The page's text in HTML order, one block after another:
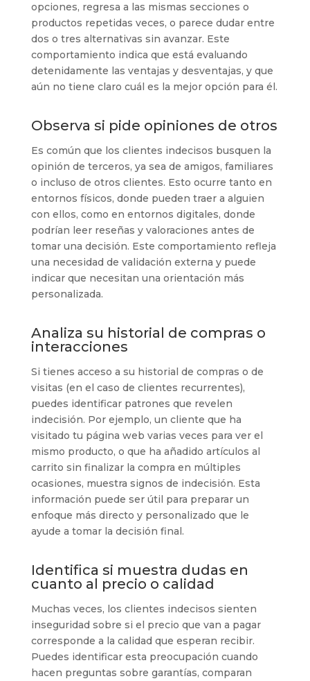
opciones, regresa a las mismas secciones o
productos repetidas veces, o parece dudar entre
dos o tres alternativas sin avanzar. Este
comportamiento indica que está evaluando
detenidamente las ventajas y desventajas, y que
aún no tiene claro cuál es la mejor opción para él.
Observa si pide opiniones de otros
Es común que los clientes indecisos busquen la
opinión de terceros, ya sea de amigos, familiares
o incluso de otros clientes. Esto ocurre tanto en
entornos físicos, donde pueden traer a alguien
con ellos, como en entornos digitales, donde
podrían leer reseñas y valoraciones antes de
tomar una decisión. Este comportamiento refleja
una necesidad de validación externa y puede
indicar que necesitan una orientación más
personalizada.
Analiza su historial de compras o
interacciones
Si tienes acceso a su historial de compras o de
visitas (en el caso de clientes recurrentes),
puedes identificar patrones que revelen
indecisión. Por ejemplo, un cliente que ha
visitado tu página web varias veces para ver el
mismo producto, o que ha añadido artículos al
carrito sin finalizar la compra en múltiples
ocasiones, muestra signos de indecisión. Esta
información puede ser útil para preparar un
enfoque más directo y personalizado que le
ayude a tomar la decisión final.
Identifica si muestra dudas en
cuanto al precio o calidad
Muchas veces, los clientes indecisos sienten
inseguridad sobre si el precio que van a pagar
corresponde a la calidad que esperan recibir.
Puedes identificar esta preocupación cuando
hacen preguntas sobre garantías, comparan